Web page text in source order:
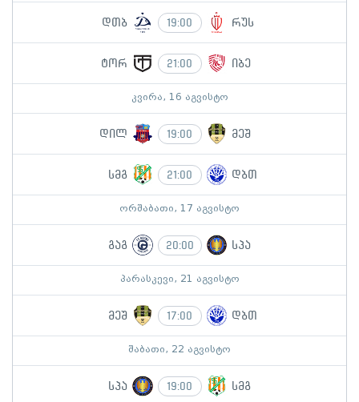
დთბ 19:00 რუს
ტორ 21:00 იბე
კვირა, 16 აგვისტო
დილ 19:00 მეშ
სმგ 21:00 დბთ
ორშაბათი, 17 აგვისტო
გაგ 20:00 სპა
პარასკევი, 21 აგვისტო
მეშ 17:00 დბთ
შაბათი, 22 აგვისტო
სპა 19:00 სმგ